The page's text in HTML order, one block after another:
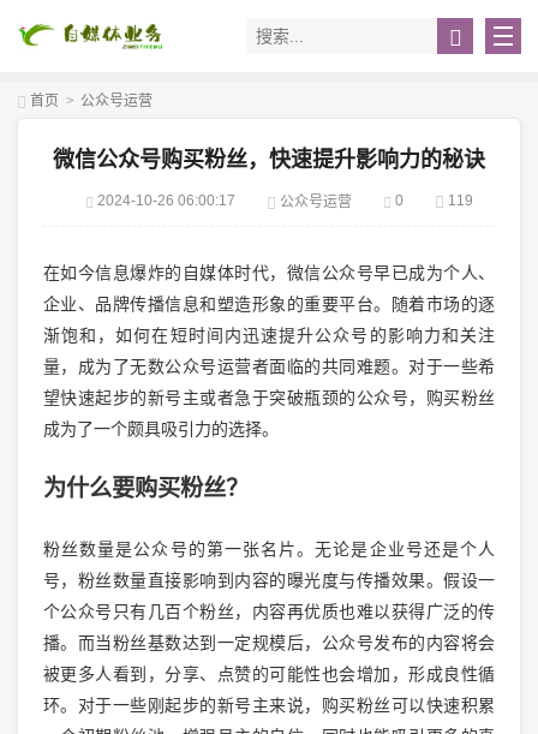
首页 > 公众号运营
微信公众号购买粉丝，快速提升影响力的秘诀
2024-10-26 06:00:17 公众号运营 0 119
在如今信息爆炸的自媒体时代，微信公众号早已成为个人、
企业、品牌传播信息和塑造形象的重要平台。随着市场的逐
渐饱和，如何在短时间内迅速提升公众号的影响力和关注
量，成为了无数公众号运营者面临的共同难题。对于一些希
望快速起步的新号主或者急于突破瓶颈的公众号，购买粉丝
成为了一个颇具吸引力的选择。
为什么要购买粉丝？
粉丝数量是公众号的第一张名片。无论是企业号还是个人
号，粉丝数量直接影响到内容的曝光度与传播效果。假设一
个公众号只有几百个粉丝，内容再优质也难以获得广泛的传
播。而当粉丝基数达到一定规模后，公众号发布的内容将会
被更多人看到，分享、点赞的可能性也会增加，形成良性循
环。对于一些刚起步的新号主来说，购买粉丝可以快速积累